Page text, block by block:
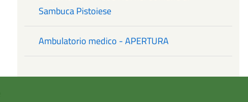
Sambuca Pistoiese
Ambulatorio medico - APERTURA